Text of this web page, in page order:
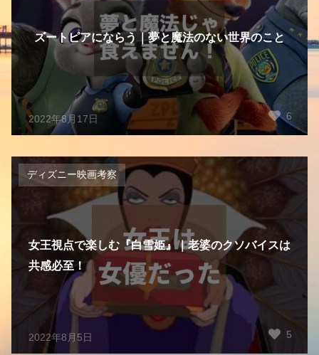
2022年8月17日
ズートピアにならう｜夢と魔法のない世界のこと
6
ディズニー映画考察
2022年8月5日
女王視点で楽しむ『白雪姫』｜老婆のクソバイスは
共感必至！
5